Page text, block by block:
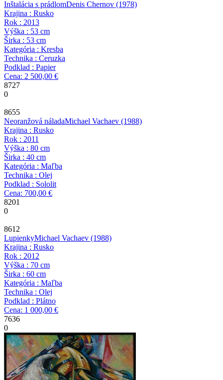
Inštalácia s prádlomDenis Chernov (1978)
Krajina : Rusko
Rok : 2013
Výška : 53 cm
Širka : 53 cm
Kategória : Kresba
Technika : Ceruzka
Podklad : Papier
Cena: 2 500,00 €
8727
0
8655
Neoranžová náladaMichael Vachaev (1988)
Krajina : Rusko
Rok : 2011
Výška : 80 cm
Širka : 40 cm
Kategória : Maľba
Technika : Olej
Podklad : Sololit
Cena: 700,00 €
8201
0
8612
LupienkyMichael Vachaev (1988)
Krajina : Rusko
Rok : 2012
Výška : 70 cm
Širka : 60 cm
Kategória : Maľba
Technika : Olej
Podklad : Plátno
Cena: 1 000,00 €
7636
0